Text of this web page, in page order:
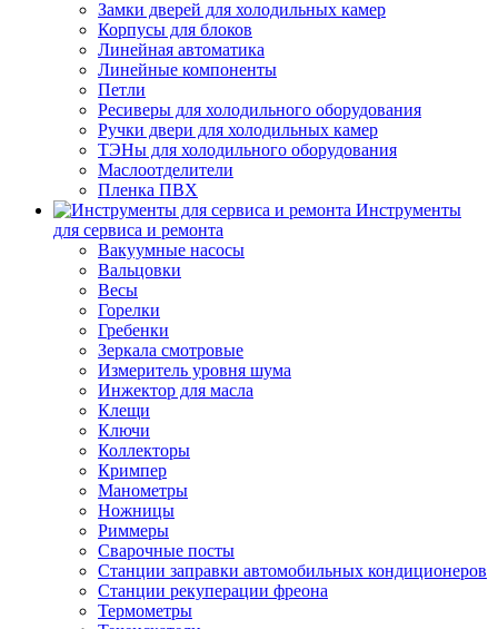
Замки дверей для холодильных камер
Корпусы для блоков
Линейная автоматика
Линейные компоненты
Петли
Ресиверы для холодильного оборудования
Ручки двери для холодильных камер
ТЭНы для холодильного оборудования
Маслоотделители
Пленка ПВХ
Инструменты
для сервиса и ремонта
Вакуумные насосы
Вальцовки
Весы
Горелки
Гребенки
Зеркала смотровые
Измеритель уровня шума
Инжектор для масла
Клещи
Ключи
Коллекторы
Кримпер
Манометры
Ножницы
Риммеры
Сварочные посты
Станции заправки автомобильных кондиционеров
Станции рекуперации фреона
Термометры